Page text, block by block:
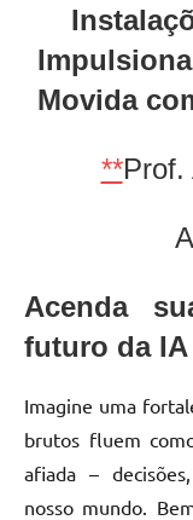
Movida
**Prof.
Acenda
futuro da IA
Imagine uma
brutos fluem
afiada –
nosso mundo.